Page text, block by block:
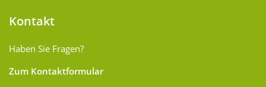
Kontakt
Haben Sie Fragen?
Zum Kontaktformular